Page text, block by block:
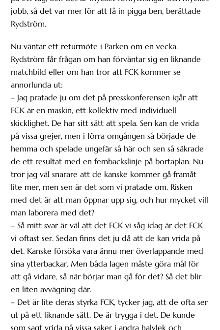
jobb, så det var mer för att få in pigga ben, berättade
Rydström.
Nu väntar ett returmöte i Parken om en vecka.
Rydström får frågan om han förväntar sig en liknande
matchbild eller om han tror att FCK kommer se
annorlunda ut:
– Jag pratade ju om det på presskonferensen igår att
FCK är en maskin, ett kollektiv med individuell
skicklighet. De har sitt sätt att spela. Sen kan de vrida
på vissa grejer, men i förra omgången så började de
hemma och spelade ungefär så här och sen så säkrade
de ett resultat med en fembackslinje på bortaplan. Nu
tror jag väl snarare att de kanske kommer gå framåt
lite mer, men sen är det som vi pratade om. Risken
med det är att man öppnar upp sig, och hur mycket vill
man laborera med det?
– Så mitt svar är väl att det FCK vi såg idag är det FCK
vi oftast ser. Sedan finns det ju då att de kan vrida på
det. Kanske försöka vara ännu mer överlappande med
sina ytterbackar. Men båda lagen måste göra mål för
att gå vidare, så när börjar man gå för det? Så det blir
en liten avvägning där.
– Det är lite deras styrka FCK, tycker jag, att de ofta ser
ut på ett liknande sätt. De är trygga i det. De kunde
som sagt vrida på vissa saker i andra halvlek och